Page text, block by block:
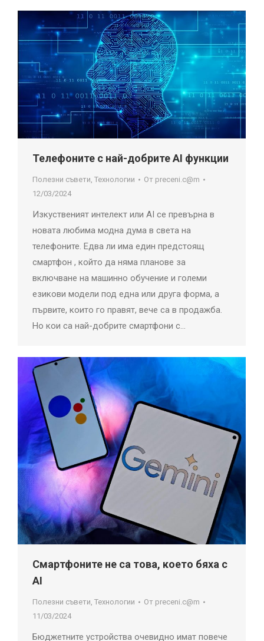
Телефоните с най-добрите AI функции
Полезни съвети Технологии От preceni.c@m
12/03/2024
Изкуственият интелект или AI се превърна в
новата любима модна дума в света на
телефоните. Едва ли има един предстоящ
смартфон , който да няма планове за
включване на машинно обучение и големи
езикови модели под една или друга форма, а
първите, които го правят, вече са в продажба.
Но кои са най-добрите смартфони с…
Смартфоните не са това, което бяха с
AI
Полезни съвети Технологии От preceni.c@m
11/03/2024
Бюджетните устройства очевидно имат повече